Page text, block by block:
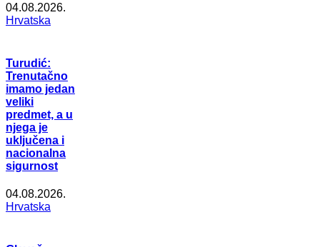
04.08.2026.
Hrvatska
Turudić:
Trenutačno
imamo jedan
veliki
predmet, a u
njega je
uključena i
nacionalna
sigurnost
04.08.2026.
Hrvatska